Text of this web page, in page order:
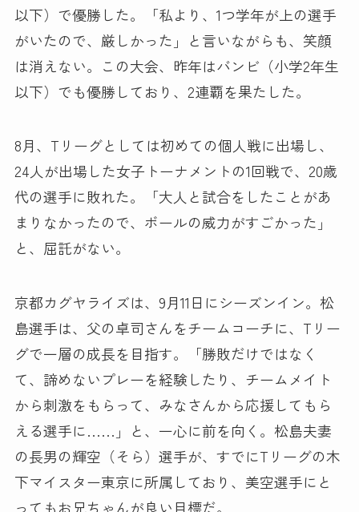
以下）で優勝した。「私より、1つ学年が上の選手
がいたので、厳しかった」と言いながらも、笑顔
は消えない。この大会、昨年はバンビ（小学2年生
以下）でも優勝しており、2連覇を果たした。
8月、Tリーグとしては初めての個人戦に出場し、
24人が出場した女子トーナメントの1回戦で、20歳
代の選手に敗れた。「大人と試合をしたことがあ
まりなかったので、ボールの威力がすごかった」
と、屈託がない。
京都カグヤライズは、9月11日にシーズンイン。松
島選手は、父の卓司さんをチームコーチに、Tリー
グで一層の成長を目指す。「勝敗だけではなく
て、諦めないプレーを経験したり、チームメイト
から刺激をもらって、みなさんから応援してもら
える選手に……」と、一心に前を向く。松島夫妻
の長男の輝空（そら）選手が、すでにTリーグの木
下マイスター東京に所属しており、美空選手にと
ってもお兄ちゃんが良い目標だ。